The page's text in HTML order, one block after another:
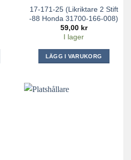
17-171-25 (Likriktare 2 Stift
-88 Honda 31700-166-008)
59,00 kr
I lager
LÄGG I VARUKORG